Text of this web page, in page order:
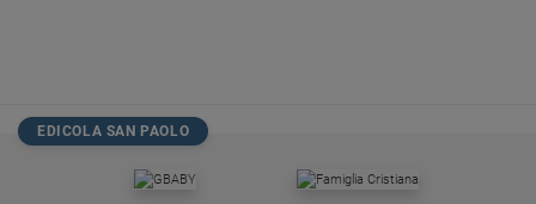
Papa
EDICOLA SAN PAOLO